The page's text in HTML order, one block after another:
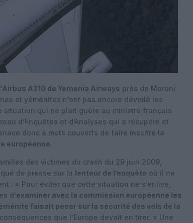
A310 de Yemenia Airways près de Moroni
et yéménites n’ont pas encore dévoilé les
situation qui ne plait guère au ministre français
d’Enquêtes et d’Analyses qui a récupéré et
donc à mots couverts de faire inscrire la
européenne.
des victimes du crash du 29 juin 2009,
de presse sur la lenteur de l’enquête où il ne
: « Pour éviter que cette situation ne s’enlise,
d’examiner avec la commission européenne les
faisait peser sur la sécurité des vols de la
que l’Europe devait en tirer. » Une